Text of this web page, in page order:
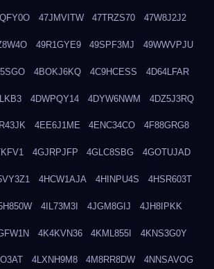
47JMVITW 47TRZS70 47W8J2J2
49R1GYE9 49SPF3MJ 49WWVPJU
4BOKJ6KQ 4C9HCESS 4D64LFAR
4DWPQY14 4DYW6NWM 4DZ5J3RQ
4EE6J1ME 4ENC34CO 4F88GRG8
4GJRPJFP 4GLC8SBG 4GOTUJAD
4HCW1AJA 4HINPU4S 4HSR603T
4IL73M3I 4JGM8GIJ 4JH8IPKK
4K4KVN36 4KML855I 4KNS3G0Y
4LXNH9M8 4M8RR8DW 4NNSAVOG